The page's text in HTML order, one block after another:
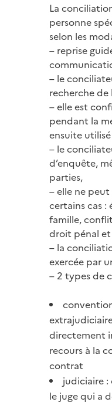
La
personne
selon les
– reprise
– le
recherche de
– elle est
pendant la
ensuite
– le
d’enquête,
parties,
– elle ne
certains cas
famille,
droit pénal
– la
exercée par
– 2 types de
directement
recours à la
contrat
judiciaire :
le juge qui a